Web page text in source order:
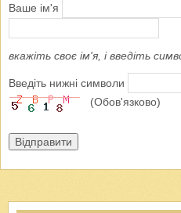
Ваше ім'я
вкажіть своє ім'я, і введіть
Введіть нижні символи
(Обов'язково)
Відправити